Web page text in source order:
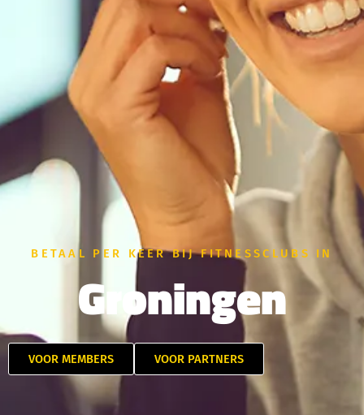
BETAAL PER KEER BIJ FITNESSCLUBS IN
Groningen
VOOR MEMBERS VOOR PARTNERS